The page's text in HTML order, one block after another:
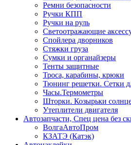
Ремни безопасности
Ручки КПП
Ручки на руль
Светоотражающие
Спойлера дворников
Стяжки груза
Сумки и органайзеры
Тенты защитные
Троса, карабины, крюки
Тюнинг решетки. Сетки
Часы.Термометры
Шторки. Козырьки
Утеплители двигателя
Автозапчасти, Спец цена без
ВолгаАвтоПром
КЗАТЭ (Катэк)